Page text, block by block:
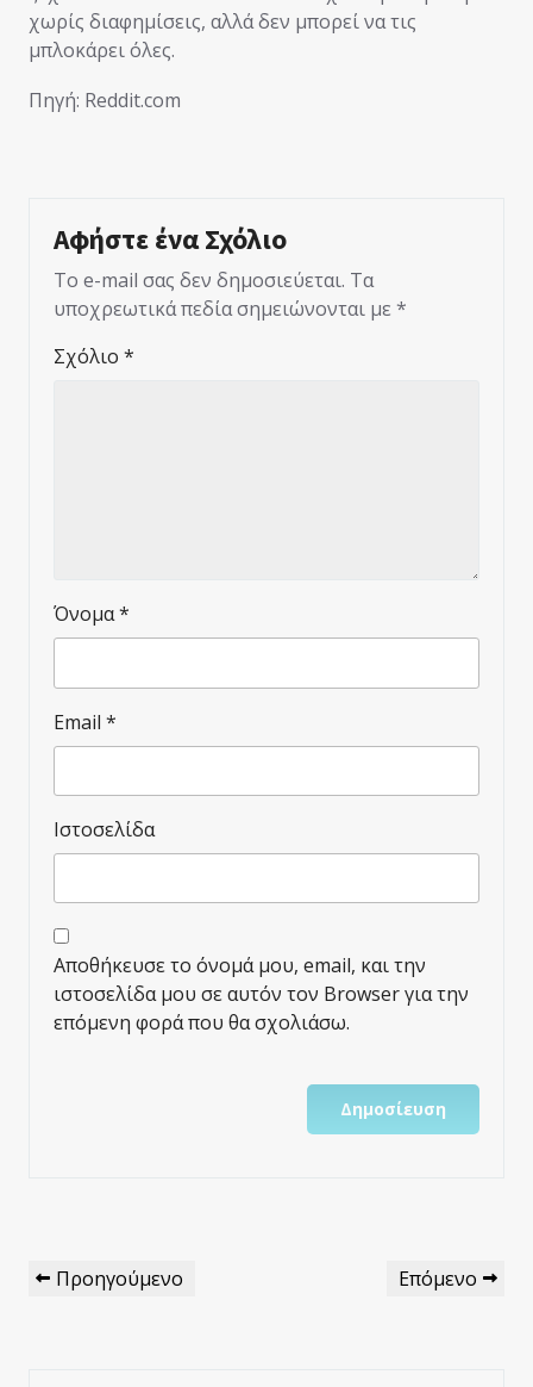
χωρίς διαφημίσεις, αλλά δεν μπορεί να τις
μπλοκάρει όλες.
Πηγή: Reddit.com
Αφήστε ένα Σχόλιο
Το e-mail σας δεν δημοσιεύεται. Τα
υποχρεωτικά πεδία σημειώνονται με *
Σχόλιο *
Όνομα*
Email *
Ιστοσελίδα
Αποθήκευσε το όνομά μου, email, και την
ιστοσελίδα μου σε αυτόν τον Browser για την
επόμενη φορά που θα σχολιάσω.
Πλοήγηση
Άρθρων
Προηγούμενο
Προηγούμενο
Επόμενο
Επόμενο